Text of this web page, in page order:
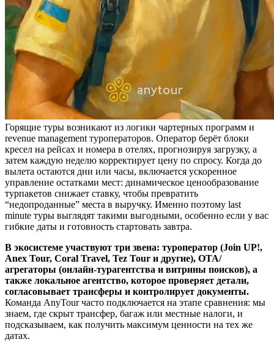
Горящие туры возникают из логики чартерных программ и
revenue management туроператоров. Оператор берёт блоки
кресел на рейсах и номера в отелях, прогнозируя загрузку, а
затем каждую неделю корректирует цену по спросу. Когда до
вылета остаются дни или часы, включается ускоренное
управление остатками мест: динамическое ценообразование
турпакетов снижает ставку, чтобы превратить
“недопроданные” места в выручку. Именно поэтому last
minute туры выглядят такими выгодными, особенно если у вас
гибкие даты и готовность стартовать завтра.
В экосистеме участвуют три звена: туроператор (Join UP!,
Anex Tour, Coral Travel, Tez Tour и другие), OTA/
агрегаторы (онлайн-турагентства и витрины поисков), а
также локальное агентство, которое проверяет детали,
согласовывает трансферы и контролирует документы.
Команда AnyTour часто подключается на этапе сравнения: мы
знаем, где скрыт трансфер, багаж или местные налоги, и
подсказываем, как получить максимум ценности на тех же
датах.